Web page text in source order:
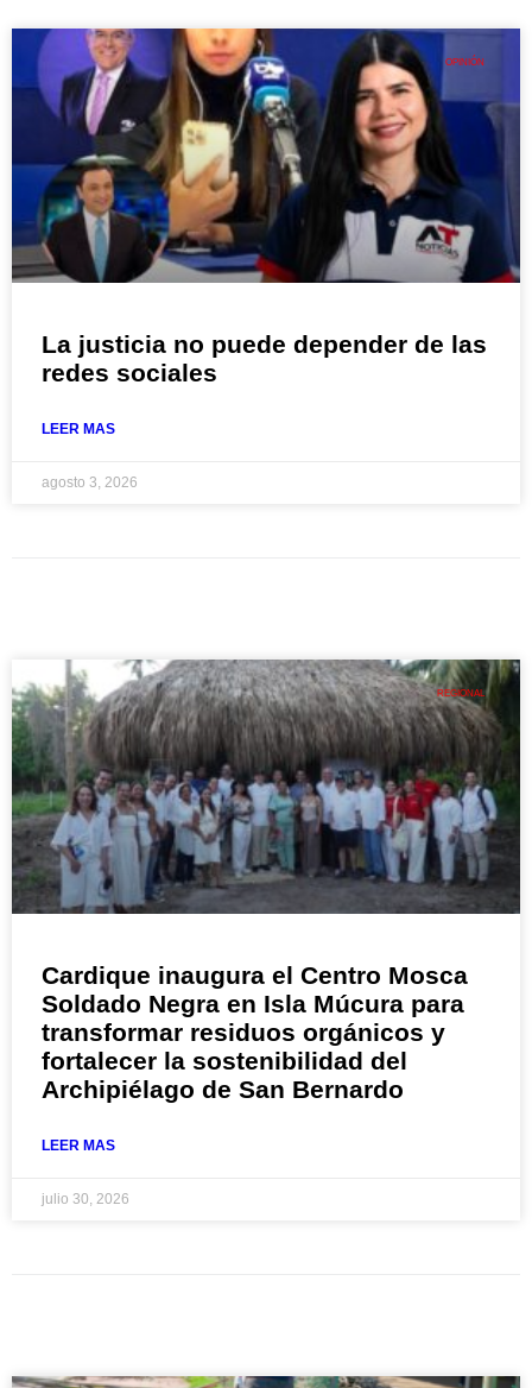
OPINIÓN
La justicia no puede depender de las
redes sociales
LEER MAS
agosto 3, 2026
REGIONAL
Cardique inaugura el Centro Mosca
Soldado Negra en Isla Múcura para
transformar residuos orgánicos y
fortalecer la sostenibilidad del
Archipiélago de San Bernardo
LEER MAS
julio 30, 2026